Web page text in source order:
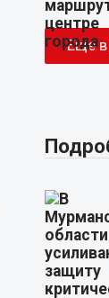
Еще в